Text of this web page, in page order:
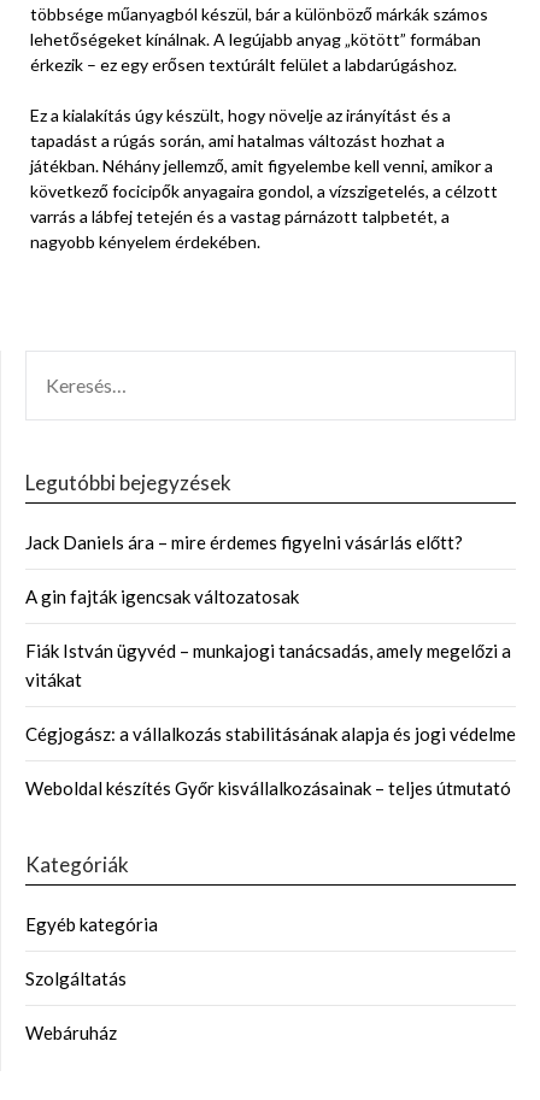
többsége műanyagból készül, bár a különböző márkák számos
lehetőségeket kínálnak. A legújabb anyag „kötött” formában
érkezik – ez egy erősen textúrált felület a labdarúgáshoz.
Ez a kialakítás úgy készült, hogy növelje az irányítást és a
tapadást a rúgás során, ami hatalmas változást hozhat a
játékban. Néhány jellemző, amit figyelembe kell venni, amikor a
következő focicipők anyagaira gondol, a vízszigetelés, a célzott
varrás a lábfej tetején és a vastag párnázott talpbetét, a
nagyobb kényelem érdekében.
Legutóbbi bejegyzések
Jack Daniels ára – mire érdemes figyelni vásárlás előtt?
A gin fajták igencsak változatosak
Fiák István ügyvéd – munkajogi tanácsadás, amely megelőzi a
vitákat
Cégjogász: a vállalkozás stabilitásának alapja és jogi védelme
Weboldal készítés Győr kisvállalkozásainak – teljes útmutató
Kategóriák
Egyéb kategória
Szolgáltatás
Webáruház